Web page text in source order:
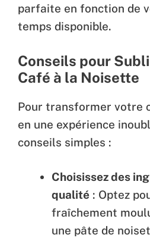
parfaite en fonction de
temps disponible.
Conseils pour
Café à la Noisette
Pour transformer votre
en une expérience
conseils simples :
Choisissez des
qualité : Optez
fraîchement
une pâte de